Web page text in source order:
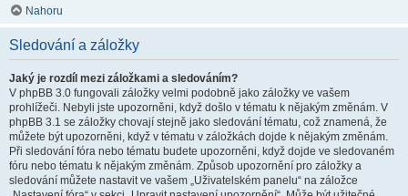
Nahoru
Sledování a záložky
Jaký je rozdíl mezi záložkami a sledováním?
V phpBB 3.0 fungovali záložky velmi podobně jako záložky ve vašem
prohlížeči. Nebyli jste upozorněni, když došlo v tématu k nějakým změnám. V
phpBB 3.1 se záložky chovají stejně jako sledování tématu, což znamená, že
můžete být upozorněni, když v tématu v záložkách dojde k nějakým změnám.
Při sledování fóra nebo tématu budete upozorněni, když dojde ve sledovaném
fóru nebo tématu k nějakým změnám. Způsob upozornění pro záložky a
sledování můžete nastavit ve vašem „Uživatelském panelu“ na záložce